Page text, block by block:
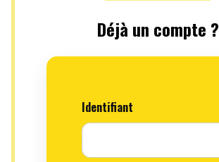
Déjà un compte ?
Identifiant